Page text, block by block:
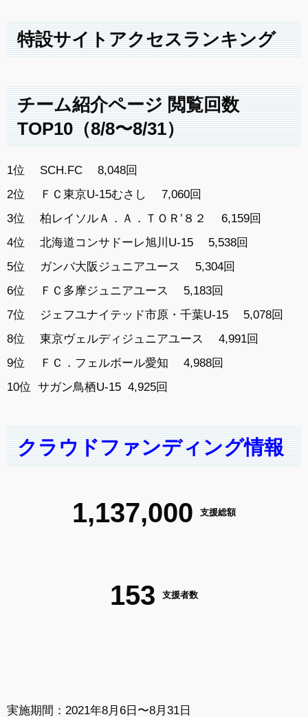
特設サイトアクセスランキング
チーム紹介ページ 閲覧回数
TOP10（8/8〜8/31）
1位 SCH.FC 8,048回
2位
ＦＣ東京U-15むさし
7,060回
3位 柏レイソルＡ．Ａ．ＴＯＲ’８２
6,159回
4位 北海道コンサドーレ旭川U-15 5,538回
5位
ガンバ大阪ジュニアユース
5,304回
6位
ＦＣ多摩ジュニアユース
5,183回
7位
ジェフユナイテッド市原・千葉U-15 5,078回
8位 東京ヴェルディジュニアユース
4,991回
9位
ＦＣ．フェルボール愛知 4,988回
10位 サガン鳥栖U-15 4,925回
クラウドファンディング情報
1,137,000 支援総額
153 支援者数
実施期間：2021年8月6日〜8月31日